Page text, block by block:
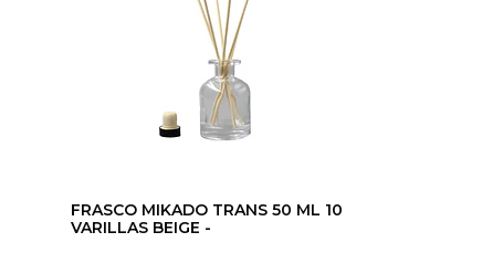
FRASCO MIKADO TRANS 50 ML 10
VARILLAS BEIGE -